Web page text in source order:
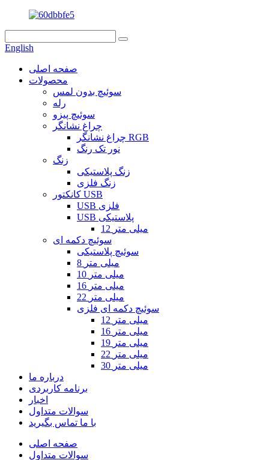
English
صفحه اصلی
محصولات
سوئیچ بدون لمس
رله
سوئیچ پیزو
چراغ نشانگر
چراغ نشانگر RGB
نور تک رنگ
زنگ
زنگ پلاستیکی
زنگ فلزی
کانکتور USB
USB فلزی
USB پلاستیکی
12 میلی متر
سوئیچ دکمه ای
سوئیچ پلاستیکی
8 میلی متر
10 میلی متر
16 میلی متر
22 میلی متر
سوئیچ دکمه ای فلزی
12 میلی متر
16 میلی متر
19 میلی متر
22 میلی متر
30 میلی متر
درباره ما
برنامه کاربردی
اخبار
سوالات متداول
با ما تماس بگیرید
صفحه اصلی
سوالات متداول